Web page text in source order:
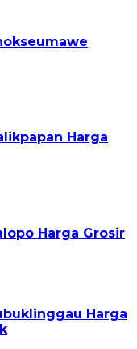
Harga
Harga Grosir
Harga